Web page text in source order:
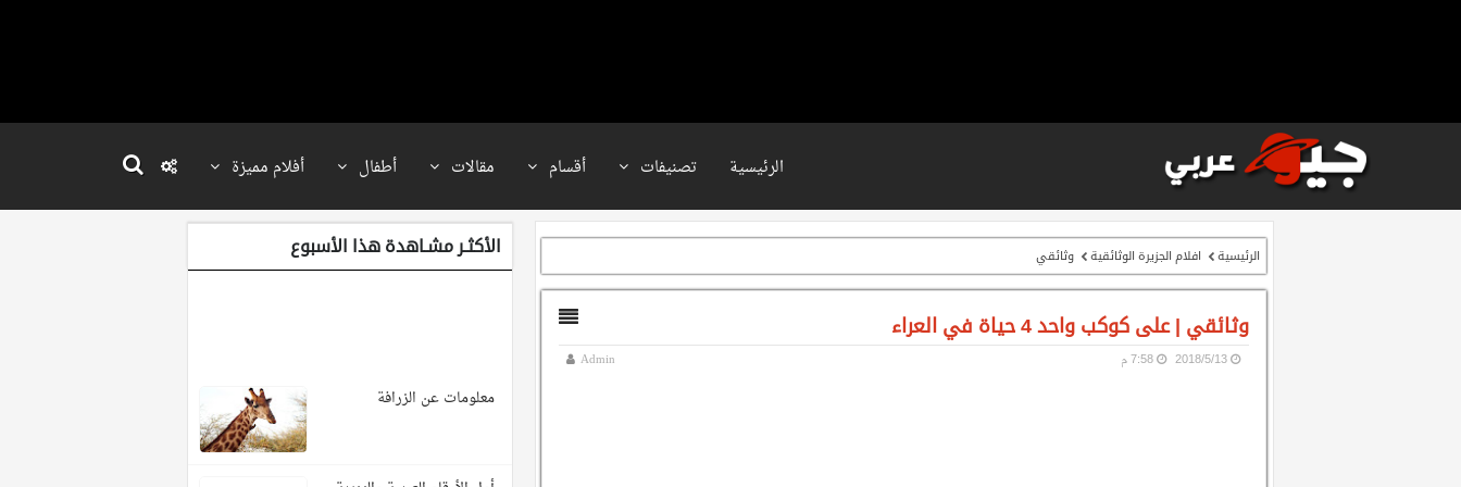
الرئيسية تصنيفات أقسام مقالات أطفال أفلام مميزة
الرئيسية افلام الجزيرة الوثائقية وثائقي
وثائقي | على كوكب واحد 4 حياة في العراء
Admin 13‏/5‏/2018 7:58 م
الأكثـر مشـاهدة هذا الأسبوع
معلومات عن الزرافة